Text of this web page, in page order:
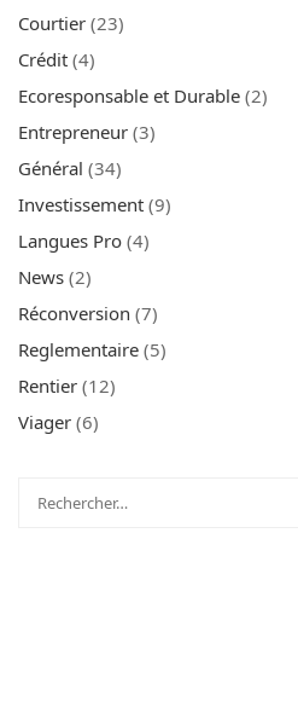
Courtier (23)
Crédit (4)
Ecoresponsable et Durable (2)
Entrepreneur (3)
Général (34)
Investissement (9)
Langues Pro (4)
News (2)
Réconversion (7)
Reglementaire (5)
Rentier (12)
Viager (6)